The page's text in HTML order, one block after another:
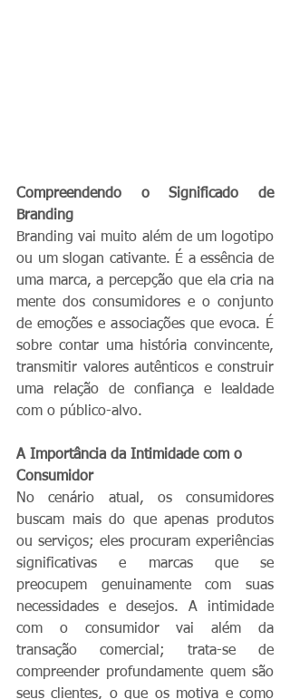
Compreendendo o Significado de
Branding
Branding vai muito além de um logotipo
ou um slogan cativante. É a essência de
uma marca, a percepção que ela cria na
mente dos consumidores e o conjunto
de emoções e associações que evoca. É
sobre contar uma história convincente,
transmitir valores autênticos e construir
uma relação de confiança e lealdade
com o público-alvo.
A Importância da Intimidade com o
Consumidor
No cenário atual, os consumidores
buscam mais do que apenas produtos
ou serviços; eles procuram experiências
significativas e marcas que se
preocupem genuinamente com suas
necessidades e desejos. A intimidade
com o consumidor vai além da
transação comercial; trata-se de
compreender profundamente quem são
seus clientes, o que os motiva e como